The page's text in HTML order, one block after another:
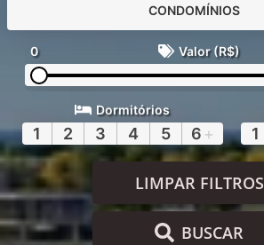
CONDOMÍNIOS
0 Valor (R$)
Dormitórios
1 2 3 4 5 6 + 1
LIMPAR FILTROS
BUSCAR